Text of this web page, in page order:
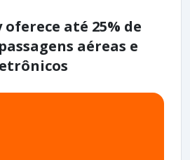
oferece até 25% de
aéreas e